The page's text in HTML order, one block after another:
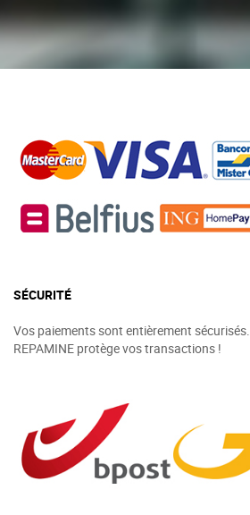
SÉCURITÉ
Vos paiements sont entièrement sécurisés.
REPAMINE protège vos transactions !